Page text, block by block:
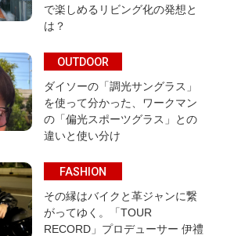
で楽しめるリビング化の発想と
は？
OUTDOOR
ダイソーの「調光サングラス」
を使って分かった、ワークマン
の「偏光スポーツグラス」との
違いと使い分け
FASHION
その縁はバイクと革ジャンに繋
がってゆく。「TOUR
RECORD」プロデューサー 伊禮